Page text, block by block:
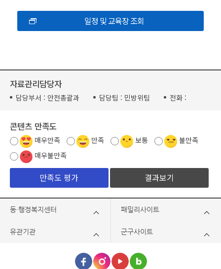
일정 및 교육장 조회
자료관리담당자
담당부서 : 안전총괄과 담당팀 : 민방위팀 전화 :
콘텐츠 만족도
매우만족 만족 보통
불만족
매우불만족
결과보기
동·행정복지센터 패밀리사이트
유관기관 군구사이트